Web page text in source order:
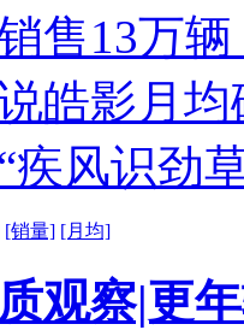
售13万
皓影月
疾风识劲草
[销量] [月均]
观察|更